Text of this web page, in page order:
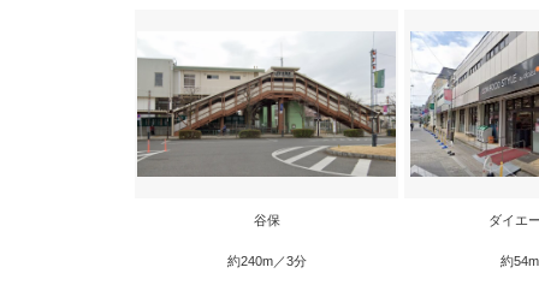
谷保
約240m／3分
ダイエ
約